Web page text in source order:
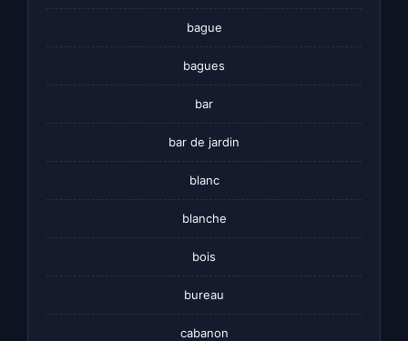
bague
bagues
bar
bar de jardin
blanc
blanche
bois
bureau
cabanon